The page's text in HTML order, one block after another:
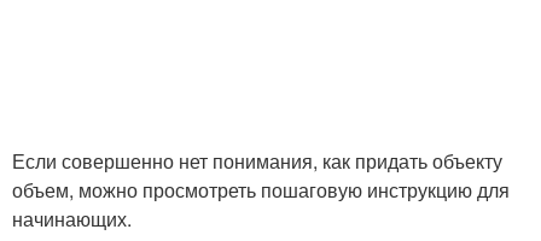
Если совершенно нет понимания, как придать объекту
объем, можно просмотреть пошаговую инструкцию для
начинающих.